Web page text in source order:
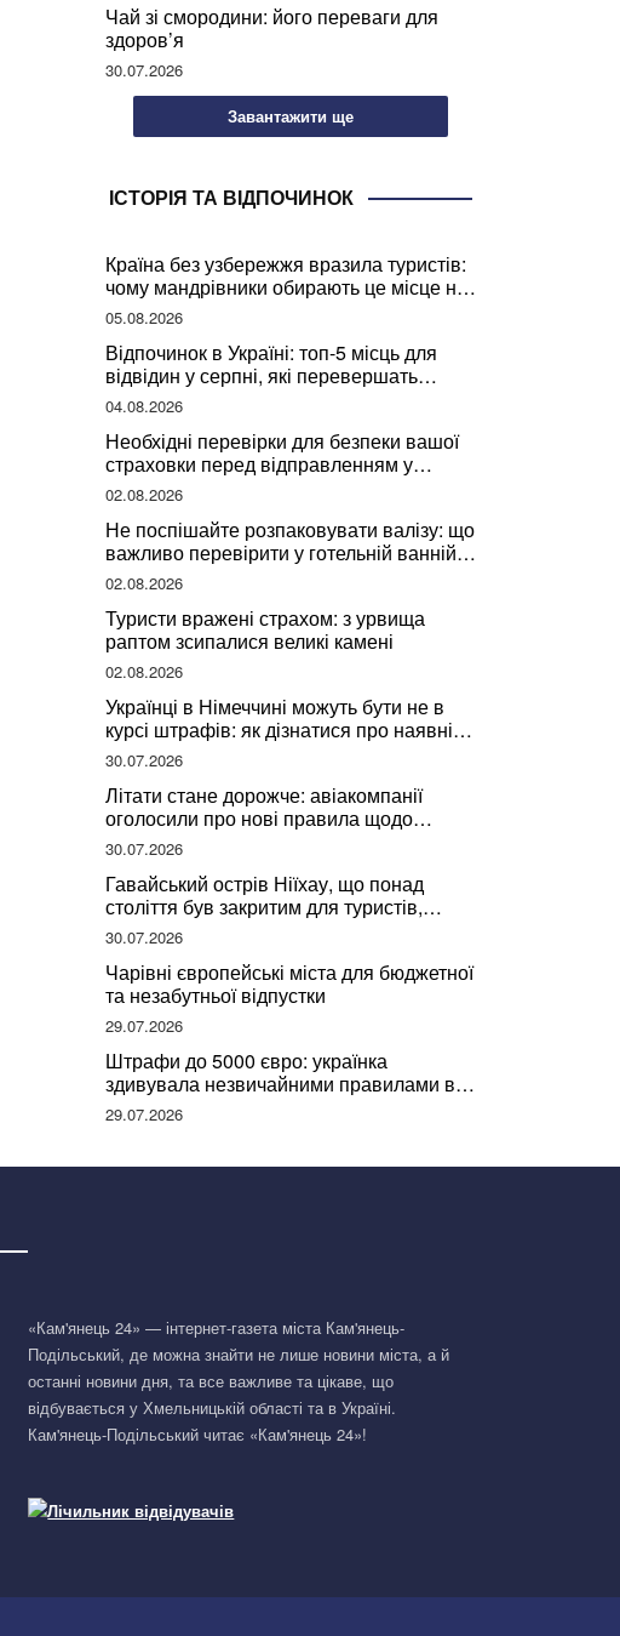
Чай зі смородини: його переваги для
здоров’я
30.07.2026
Завантажити ще
ІСТОРІЯ ТА ВІДПОЧИНОК
Країна без узбережжя вразила туристів:
чому мандрівники обирають це місце на
відпочинок
05.08.2026
Відпочинок в Україні: топ-5 місць для
відвідин у серпні, які перевершать
закордонні враження
04.08.2026
Необхідні перевірки для безпеки вашої
страховки перед відправленням у
подорож
02.08.2026
Не поспішайте розпаковувати валізу: що
важливо перевірити у готельній ванній
за словами досвідченої мандрівниці
02.08.2026
Туристи вражені страхом: з урвища
раптом зсипалися великі камені
02.08.2026
Українці в Німеччині можуть бути не в
курсі штрафів: як дізнатися про наявні
борги
30.07.2026
Літати стане дорожче: авіакомпанії
оголосили про нові правила щодо
вибору місць
30.07.2026
Гавайський острів Ніїхау, що понад
століття був закритим для туристів,
починає приймати перших відвідувачів
30.07.2026
Чарівні європейські міста для бюджетної
та незабутньої відпустки
29.07.2026
Штрафи до 5000 євро: українка
здивувала незвичайними правилами в
Німеччині та поділилася правдою
29.07.2026
«Кам'янець 24» — інтернет-газета міста Кам'янець-
Подільський, де можна знайти не лише новини міста, а й
останні новини дня, та все важливе та цікаве, що
відбувається у Хмельницькій області та в Україні.
Кам'янець-Подільський читає «Кам'янець 24»!